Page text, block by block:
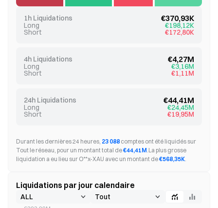
1h Liquidations €370,93K
Long €198,12K
Short €172,80K
4h Liquidations €4,27M
Long €3,16M
Short €1,11M
24h Liquidations €44,41M
Long €24,45M
Short €19,95M
Durant les dernières 24 heures, 23 088 comptes ont été liquidés sur
Tout le réseau, pour un montant total de€44,41M.La plus grosse
liquidation a eu lieu sur O**x-XAU avec un montant de€568,35K.
Liquidations par jour calendaire